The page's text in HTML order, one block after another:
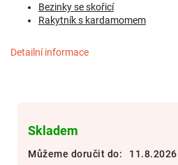
Skladem
Můžeme doručit do:
11.8.2026
Bezinky se skořicí
Rakytník s kardamomem
Detailní informace